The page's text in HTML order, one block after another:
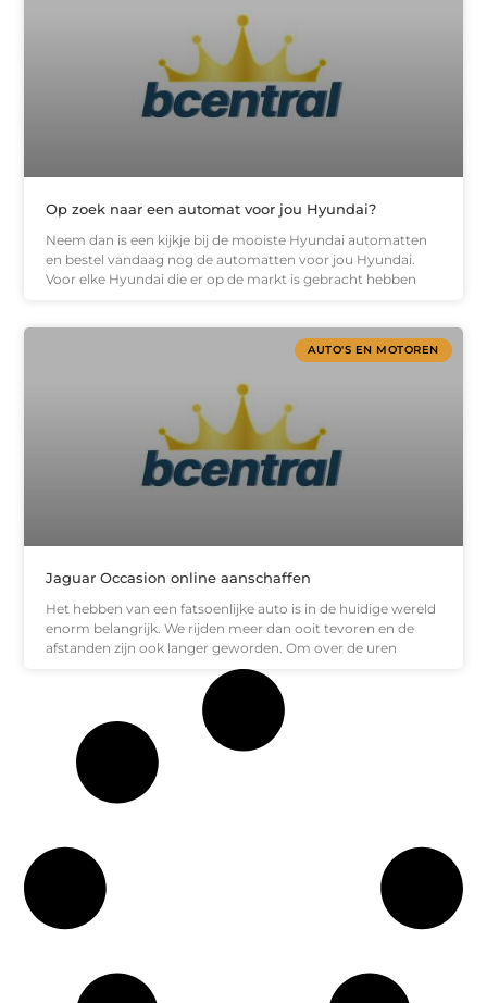
Op zoek naar een automat voor jou Hyundai?
Neem dan is een kijkje bij de mooiste Hyundai automatten
en bestel vandaag nog de automatten voor jou Hyundai.
Voor elke Hyundai die er op de markt is gebracht hebben
AUTO'S EN MOTOREN
Jaguar Occasion online aanschaffen
Het hebben van een fatsoenlijke auto is in de huidige wereld
enorm belangrijk. We rijden meer dan ooit tevoren en de
afstanden zijn ook langer geworden. Om over de uren